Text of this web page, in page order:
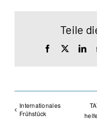
Teile
Facebook
Internationales
Frühstück